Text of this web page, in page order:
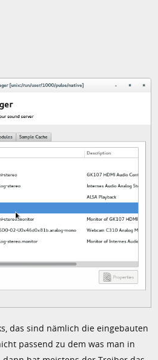
das sind nämlich die eingebauten
passend zu dem was man in